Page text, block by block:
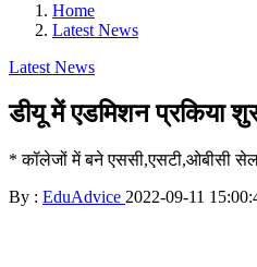
Home
Latest News
Latest News
डीयू में एडमिशन प्रकिया
* कॉलेजों में बने एससी,एसटी,ओबीसी
By : EduAdvice 2022-09-11